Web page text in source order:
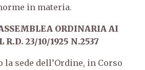
in materia.
ORDINARIA AI
R.D. 23/10/1925 N.2537
la sede dell’Ordine, in Corso